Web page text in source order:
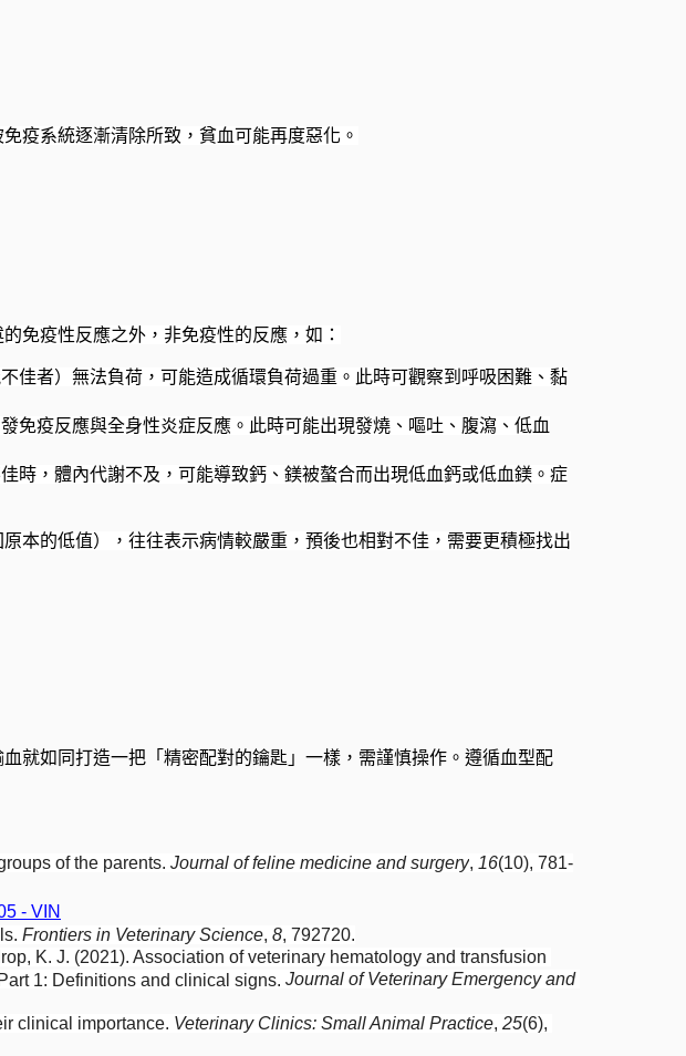
疫系統逐漸清除所致，貧血可能再度惡化。
免疫性反應之外，非免疫性的反應，如：
佳者）無法負荷，可能造成循環負荷過重。此時可觀察到呼吸困難、黏
免疫反應與全身性炎症反應。此時可能出現發燒、嘔吐、腹瀉、低血
時，體內代謝不及，可能導致鈣、鎂被螯合而出現低血鈣或低血鎂。症
的低值），往往表示病情較嚴重，預後也相對不佳，需要更積極找出
如同打造一把「精密配對的鑰匙」一樣，需謹慎操作。遵循血型配
of the parents. Journal of feline medicine and surgery, 16(10), 781-
- VIN
Frontiers in Veterinary Science, 8, 792720.
K. J. (2021). Association of veterinary hematology and transfusion
1: Definitions and clinical signs. Journal of Veterinary Emergency and
clinical importance. Veterinary Clinics: Small Animal Practice, 25(6),